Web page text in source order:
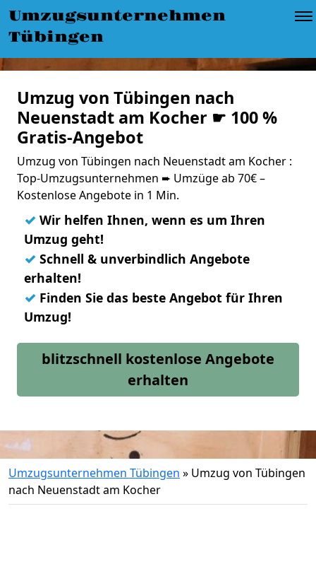
Umzugsunternehmen
Tübingen
Umzug von Tübingen nach
Neuenstadt am Kocher ☛ 100 %
Gratis-Angebot
Umzug von Tübingen nach Neuenstadt am Kocher :
Top-Umzugsunternehmen ➨ Umzüge ab 70€ –
Kostenlose Angebote in 1 Min.
✓ Wir helfen Ihnen, wenn es um Ihren
Umzug geht!
✓ Schnell & unverbindlich Angebote
erhalten!
✓ Finden Sie das beste Angebot für Ihren
Umzug!
blitzschnell kostenlose Angebote
erhalten
Umzugsunternehmen Tübingen » Umzug von Tübingen
nach Neuenstadt am Kocher